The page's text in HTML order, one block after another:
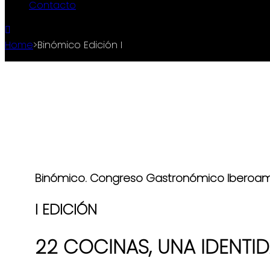
Contacto
Home>Binómico Edición I
Binómico. Congreso Gastronómico
I EDICIÓN
22 COCINAS, UNA